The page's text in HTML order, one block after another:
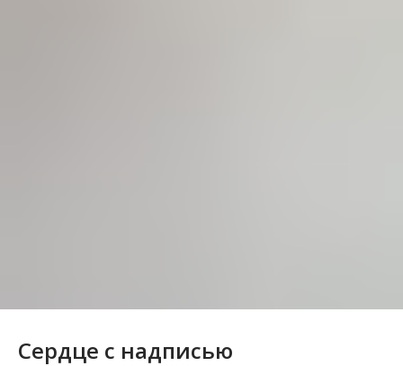
Сердце с надписью